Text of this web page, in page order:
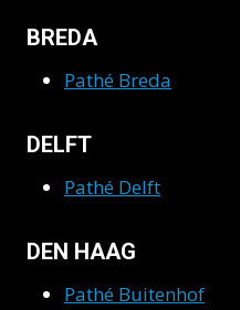
BREDA
Pathé Breda
DELFT
Pathé Delft
DEN HAAG
Pathé Buitenhof